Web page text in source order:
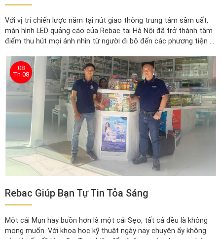
Với vị trí chiến lược nằm tại nút giao thông trung tâm sầm uất,
màn hình LED quảng cáo của Rebac tại Hà Nội đã trở thành tâm
điểm thu hút mọi ánh nhìn từ người đi bộ đến các phương tiện di
Rebac trong lòng người dân thủ đô.
08
Th 08
Rebac Giúp Bạn Tự Tin Tỏa Sáng
Một cái Mụn hay buồn hơn là một cái Sẹo, tất cả đều là không
mong muốn. Với khoa học kỹ thuật ngày nay chuyện ấy không